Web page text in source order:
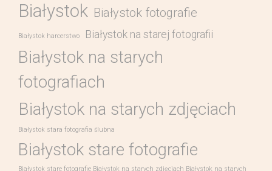
Białystok Białystok fotografie
Białystok harcerstwo Białystok na starej fotografii
Białystok na starych
fotografiach
Białystok na starych zdjęciach
Białystok stara fotografia ślubna
Białystok stare fotografie
Białystok stare fotografie Białystok na starych zdjęciach Białystok na starych